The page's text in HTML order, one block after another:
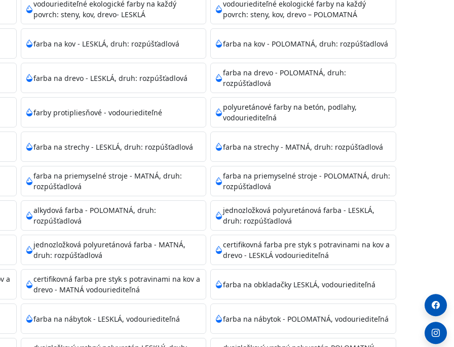
škôlky, telocvične, a samozrejme je
(trieda 2 podľa EN 13300) pri
povrchov. Má vynikajúcu kryciu schopnosť,
tónovať v bohatej škále odtieňov.
Pantone
spôsobu aplikácie. Dobre premiešajte a občas opakujte aj počas náteru. Naneste jednu
farba zasychá na dotyk po 30-60min./23°C po dokonalom preschnutí minimálne 3-
Doba schnutia je závislá na poveternostných podmienkach s vyššou vlhkosťou a nižšou
alebo pri relatívnej vlhkosti nad 80%.
na bezpečnú likvidáciu.
vodouriediteľné ekologické farby na každý
povrch: steny, kov, drevo- LESKLÁ
vodouriediteľné ekologické farby na každý
povrch: steny, kov, drevo – POLOMATNÁ
farba na kov - LESKLÁ, druh: rozpúšťadlová farba na kov - POLOMATNÁ, druh: rozpúšťadlová
farba na drevo - LESKLÁ, druh: rozpúšťadlová
farba na drevo - POLOMATNÁ, druh:
rozpúšťadlová
farby protipliesňové - vodouriediteľné
polyuretánové farby na betón, podlahy,
vodouriediteľná
farba na strechy - LESKLÁ, druh: rozpúšťadlová farba na strechy - MATNÁ, druh: rozpúšťadlová
farba na priemyselné stroje - MATNÁ, druh:
rozpúšťadlová
farba na priemyselné stroje - POLOMATNÁ, druh:
rozpúšťadlová
alkydová farba - POLOMATNÁ, druh:
rozpúšťadlová
jednozložková polyuretánová farba - LESKLÁ,
druh: rozpúšťadlová
jednozložková polyuretánová farba - MATNÁ,
druh: rozpúšťadlová
certifikovná farba pre styk s potravinami na kov a
drevo - LESKLÁ vodouriediteľná
a
certifikovná farba pre styk s potravinami na kov a
drevo - MATNÁ vodouriediteľná
farba na obkladačky LESKLÁ, vodouriediteľná
farba na nábytok - LESKLÁ, vodouriediteľná farba na nábytok - POLOMATNÁ, vodouriediteľná